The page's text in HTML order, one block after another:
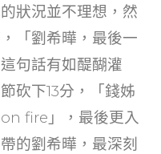
狀況並不理想，然
「劉希曄，最後一
句話有如醍醐灌
砍下13分，「錢姊
fire」，最後更入
的劉希曄，最深刻